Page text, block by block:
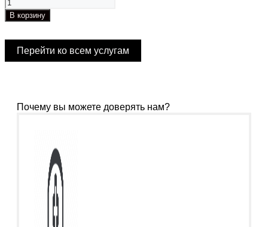
В корзину
Перейти ко всем услугам
Почему вы можете доверять нам?